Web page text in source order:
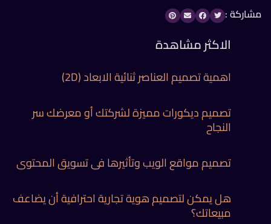
مشاركة :
الاكثر مشاهدة
اهمية تصميم العناصر ثنائية الابعاد (2D)
تصميم ديكورات مميزة لشركتك أو معرضك سر
النجاح
تصميم مواقع الويب وتأثيرها في تسويق المحتوي
هل يمكن لتصميم هوية تجارية احترافية أن يضاعف
مبيعاتك؟